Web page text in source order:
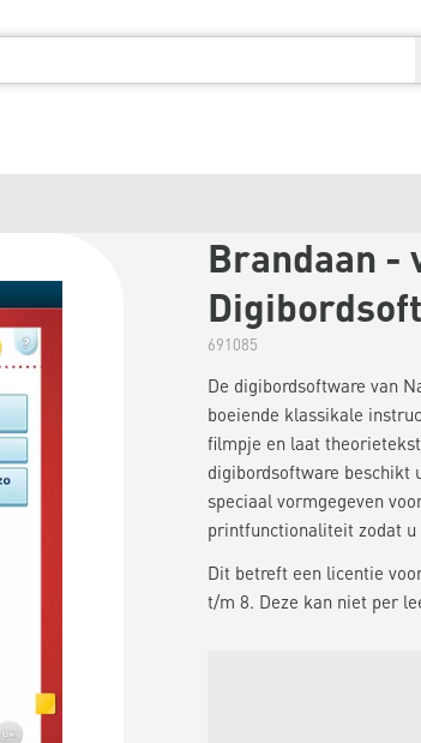
Brandaan -
691085
De digibordsoftware van
boeiende klassikale
filmpje en laat
digibordsoftware beschikt
speciaal vormgegeven
printfunctionaliteit zodat
Dit betreft een licentie
t/m 8. Deze kan niet per